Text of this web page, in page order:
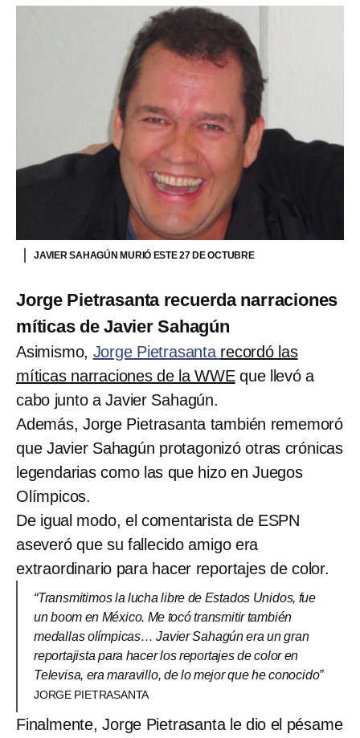
JAVIER SAHAGÚN MURIÓ ESTE 27 DE OCTUBRE
Jorge Pietrasanta recuerda narraciones
míticas de Javier Sahagún
Asimismo, Jorge Pietrasanta recordó las
míticas narraciones de la WWEque llevó a
cabo junto a Javier Sahagún.
Además, Jorge Pietrasanta también rememoró
que Javier Sahagún protagonizó otras crónicas
legendarias como las que hizo en Juegos
Olímpicos.
De igual modo, el comentarista de ESPN
aseveró que su fallecido amigo era
extraordinario para hacer reportajes de color.
“Transmitimos la lucha libre de Estados Unidos, fue
un boom en México. Me tocó transmitir también
medallas olímpicas… Javier Sahagún era un gran
reportajista para hacer los reportajes de color en
Televisa, era maravillo, de lo mejor que he conocido”
JORGE PIETRASANTA
Finalmente, Jorge Pietrasanta le dio el pésame